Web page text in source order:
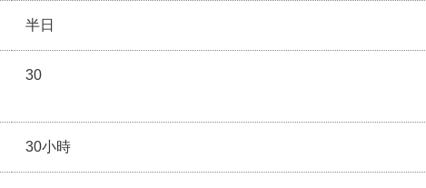
半日
30
30小時